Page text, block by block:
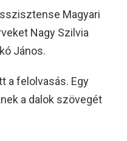
Magyari
Nagy Szilvia
János.
a felolvasás. Egy
a dalok szövegét